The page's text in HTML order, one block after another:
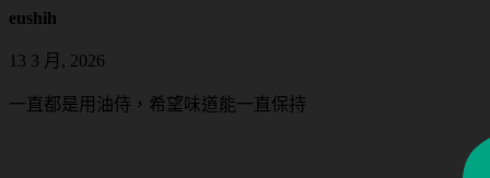
eushih
13 3 月, 2026
一直都是用油侍，希望味道能一直保持